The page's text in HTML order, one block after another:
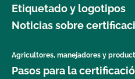
jardinería orgánica?
seguridad alimentaria
Etiquetado y logotipos
Noticias sobre
Agricultores, manejadores y
Pasos para la